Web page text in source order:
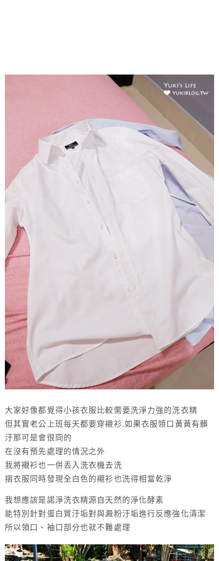
大家好像都覺得小孩衣服比較需要洗淨力強的洗衣精
但其實老公上班每天都要穿襯衫.如果衣服領口黃黃有髒
汙那可是會很冏的
在沒有預先處理的情況之外
我將襯衫也一併丟入洗衣機去洗
摺衣服同時發現全白色的襯衫也洗得相當乾淨
我想應該是諾淨洗衣精源自天然的淨化酵素
能特別針對蛋白質汙垢對與澱粉汙垢進行反應強化清潔
所以領口、袖口部分也就不難處理